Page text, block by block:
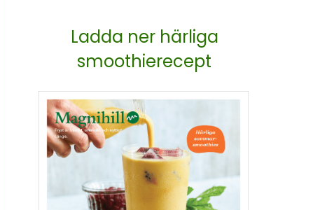
Ladda ner härliga
smoothierecept